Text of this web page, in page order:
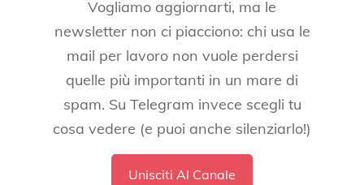
Vogliamo aggiornarti, ma le
newsletter non ci piacciono: chi usa le
mail per lavoro non vuole perdersi
quelle più importanti in un mare di
spam. Su Telegram invece scegli tu
cosa vedere (e puoi anche silenziarlo!)
Unisciti Al Canale